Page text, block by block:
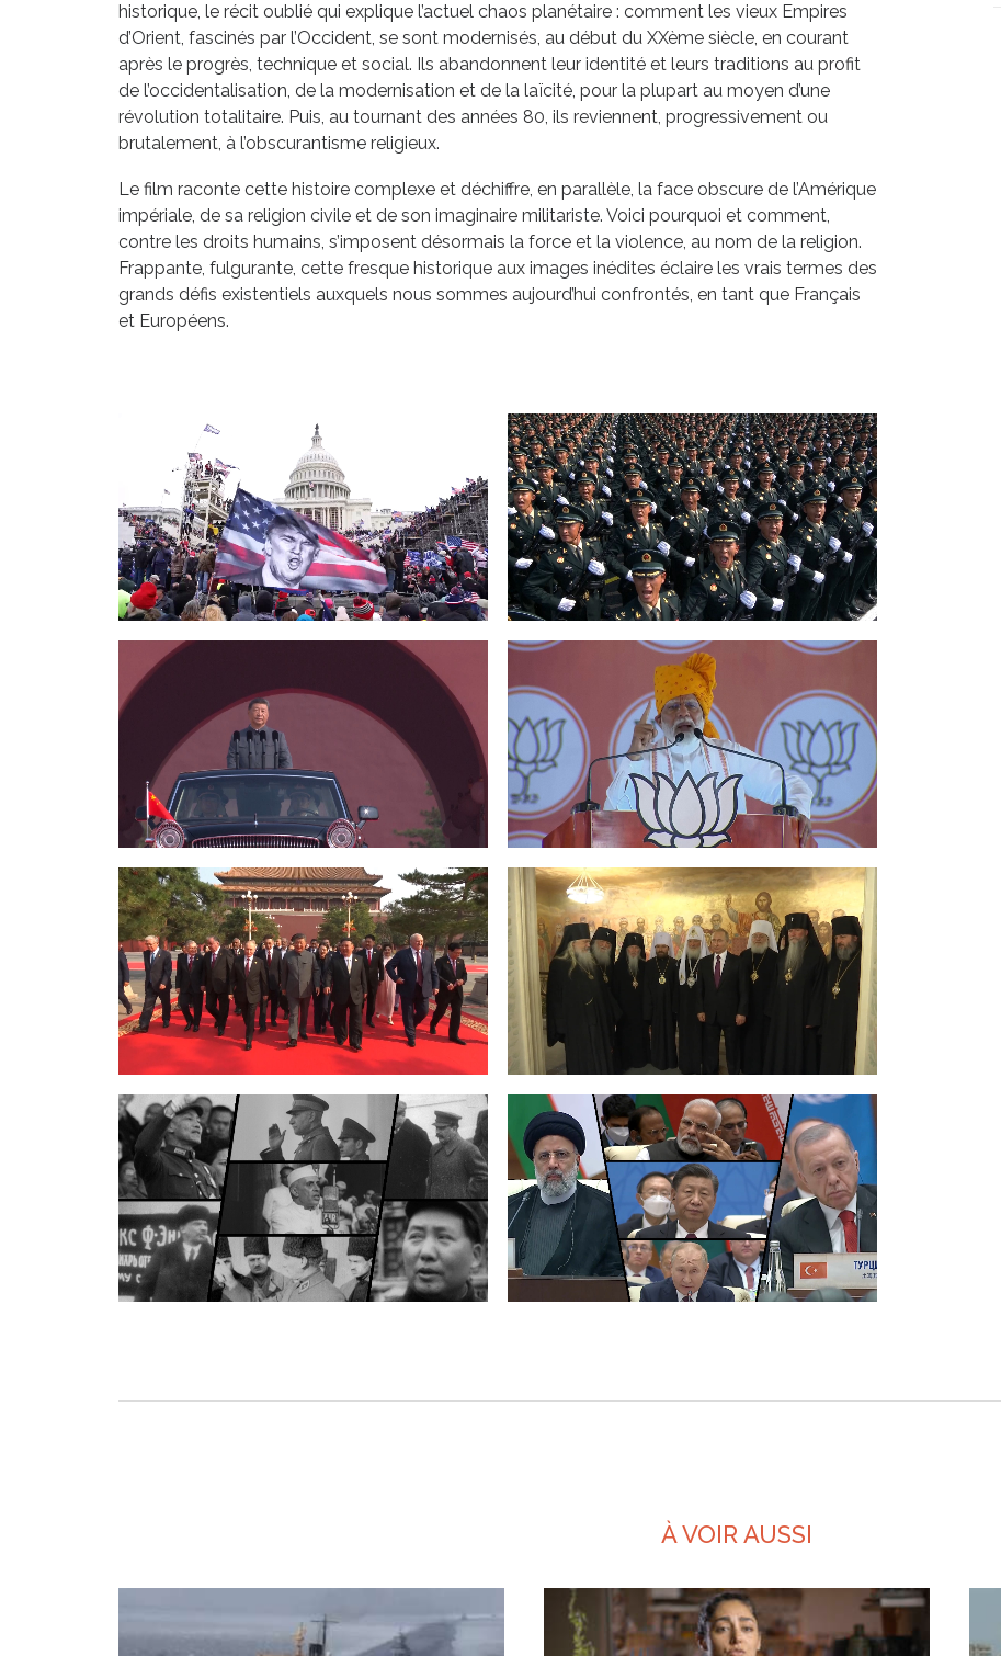
historique, le récit oublié qui explique l’actuel chaos planétaire : comment les vieux Empires
d’Orient, fascinés par l’Occident, se sont modernisés, au début du XXème siècle, en courant
après le progrès, technique et social. Ils abandonnent leur identité et leurs traditions au profit
de l’occidentalisation, de la modernisation et de la laïcité, pour la plupart au moyen d’une
révolution totalitaire. Puis, au tournant des années 80, ils reviennent, progressivement ou
brutalement, à l’obscurantisme religieux.
Le film raconte cette histoire complexe et déchiffre, en parallèle, la face obscure de l’Amérique
impériale, de sa religion civile et de son imaginaire militariste. Voici pourquoi et comment,
contre les droits humains, s’imposent désormais la force et la violence, au nom de la religion.
Frappante, fulgurante, cette fresque historique aux images inédites éclaire les vrais termes des
grands défis existentiels auxquels nous sommes aujourd’hui confrontés, en tant que Français
et Européens.
À VOIR AUSSI